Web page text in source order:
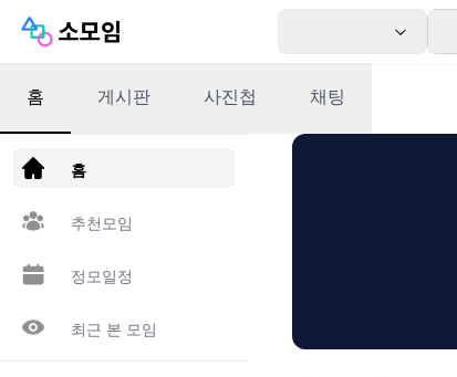
앱 다운로드
홈
추천모임
정모일정
최근 본 모임
홈 게시판 사진첩 채팅